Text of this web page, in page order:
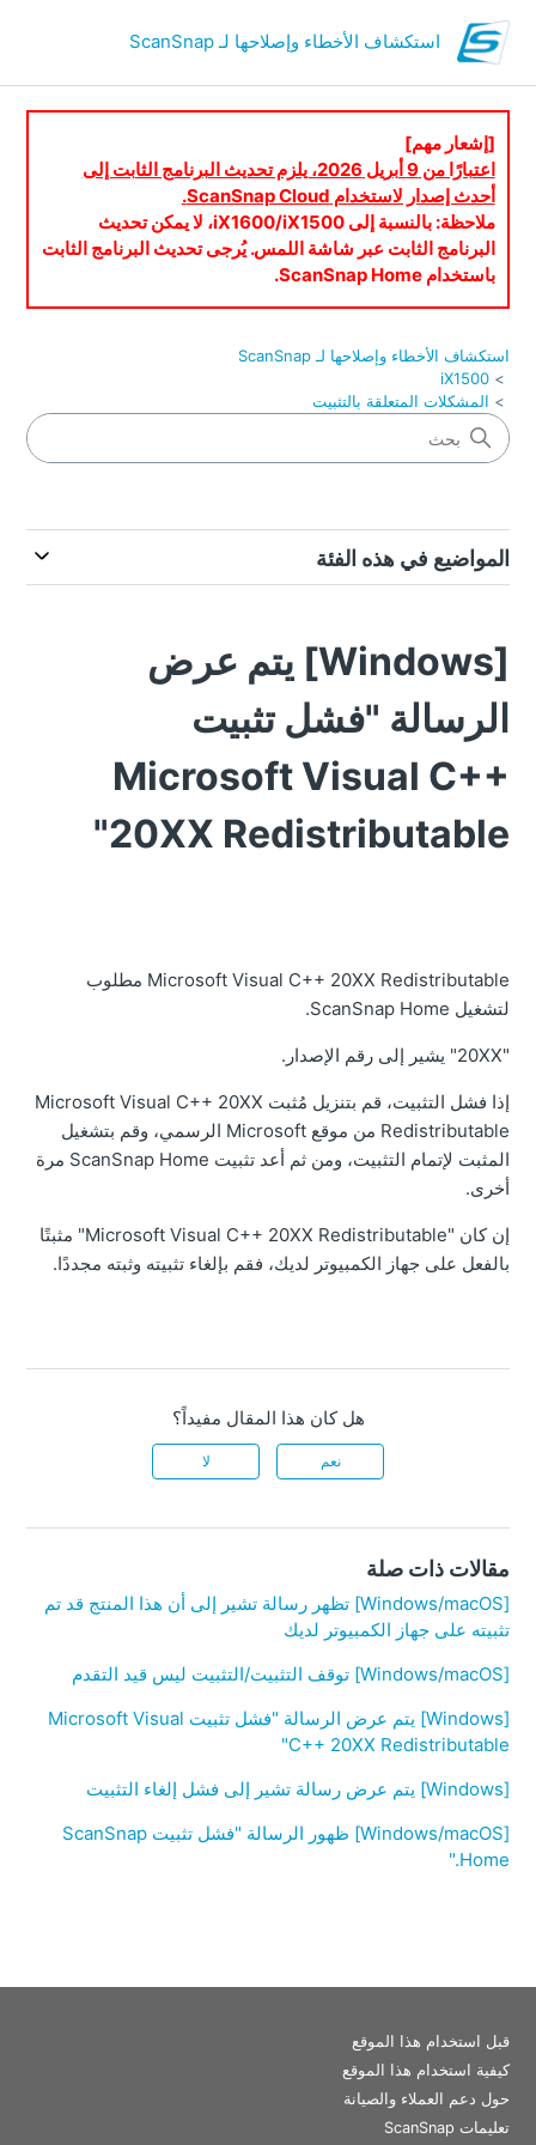
استكشاف الأخطاء وإصلاحها لـ ScanSnap
[إشعار مهم]
اعتبارًا من 9 أبريل 2026، يلزم تحديث البرنامج الثابت إلى
أحدث إصدار لاستخدام ScanSnap Cloud.
ملاحظة: بالنسبة إلى iX1600/iX1500، لا يمكن تحديث
البرنامج الثابت عبر شاشة اللمس. يُرجى تحديث البرنامج الثابت
باستخدام ScanSnap Home.
استكشاف الأخطاء وإصلاحها لـ ScanSnap
iX1500
المشكلات المتعلقة بالتثبيت
المواضيع في هذه الفئة
[Windows] يتم عرض
الرسالة "فشل تثبيت
Microsoft Visual C++
20XX Redistributable"
Microsoft Visual C++ 20XX Redistributable مطلوب
لتشغيل ScanSnap Home.
"20XX" يشير إلى رقم الإصدار.
إذا فشل التثبيت، قم بتنزيل مُثبت Microsoft Visual C++ 20XX
Redistributable من موقع Microsoft الرسمي، وقم بتشغيل
المثبت لإتمام التثبيت، ومن ثم أعد تثبيت ScanSnap Home مرة
أخرى.
إن كان "Microsoft Visual C++ 20XX Redistributable" مثبتًا
بالفعل على جهاز الكمبيوتر لديك، فقم بإلغاء تثبيته وثبته مجددًا.
هل كان هذا المقال مفيداً؟
نعم لا
مقالات ذات صلة
[Windows/macOS] تظهر رسالة تشير إلى أن هذا المنتج قد تم
تثبيته على جهاز الكمبيوتر لديك
[Windows/macOS] توقف التثبيت/التثبيت ليس قيد التقدم
[Windows] يتم عرض الرسالة "فشل تثبيت Microsoft Visual
C++ 20XX Redistributable"
[Windows] يتم عرض رسالة تشير إلى فشل إلغاء التثبيت
[Windows/macOS] ظهور الرسالة "فشل تثبيت ScanSnap
Home‏."
قبل استخدام هذا الموقع
كيفية استخدام هذا الموقع
حول دعم العملاء والصيانة
تعليمات ScanSnap